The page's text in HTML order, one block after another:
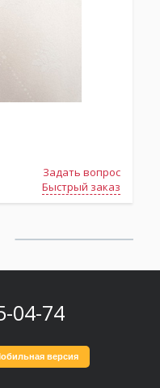
Задать вопрос
Быстрый заказ
04-74
версия